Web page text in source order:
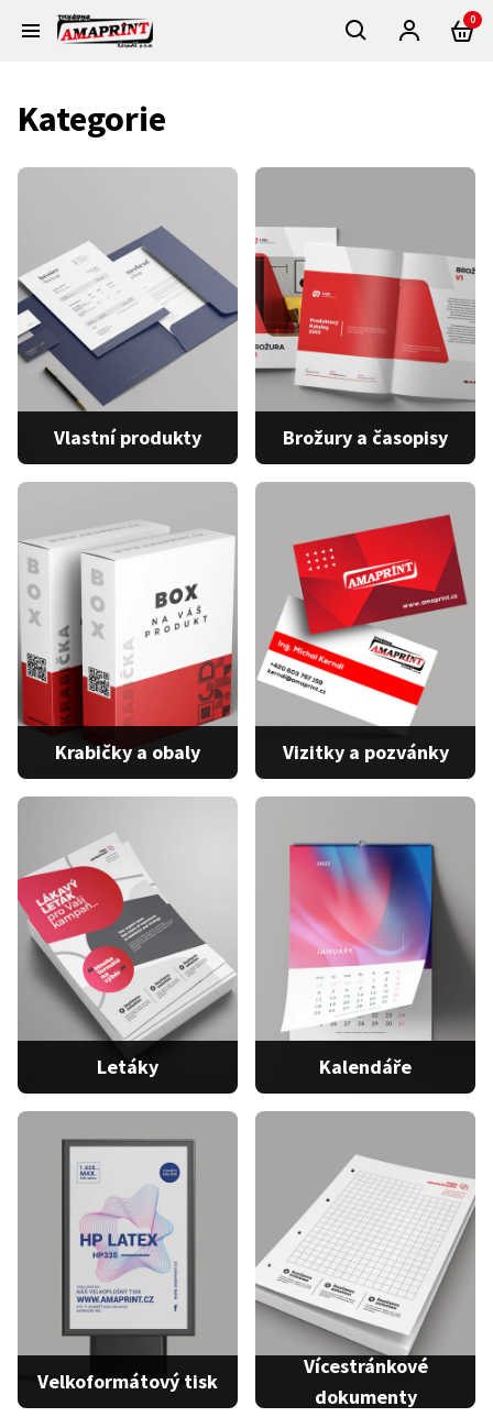
0
Kategorie
Vlastní produkty
0 produktů
Brožury a časopisy
Brožura V1 bez obálky
…
3 produkty
Krabičky a obaly
Samosvorné dno
Krabička - Trojbod
…
4 produkty
Vizitky a pozvánky
Vizitky
Pozvánky
2 produkty
Letáky
Neskládaný leták
Leták s možností skladu
2 produkty
Kalendáře
Stolní kalendář
…
5 produktů
Velkoformátový tisk
Vícestránkové
dokumenty